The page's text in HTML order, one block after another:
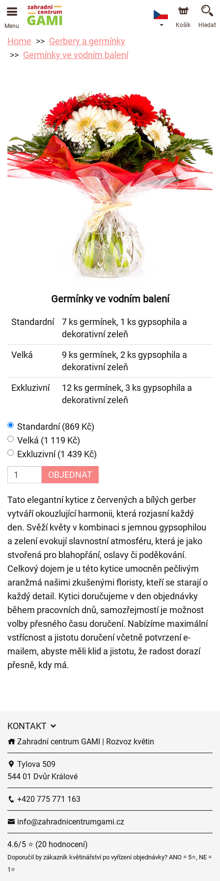
Menu Košík Hledat
Home
Gerbery a germínky
Germínky ve vodním balení
Germínky ve vodním balení
Standardní
7 ks germínek, 1 ks gypsophila a
dekorativní zeleň
Velká
9 ks germínek, 2 ks gypsophila a
dekorativní zeleň
Exkluzivní
12 ks germínek, 3 ks gypsophila a
dekorativní zeleň
Standardní (869 Kč)
Velká (1 119 Kč)
Exkluzivní (1 439 Kč)
OBJEDNAT
Tato elegantní kytice z červených a bílých gerber
vytváří okouzlující harmonii, která rozjasní každý
den. Svěží květy v kombinaci s jemnou gypsophilou
a zelení evokují slavnostní atmosféru, která je jako
stvořená pro blahopřání, oslavy či poděkování.
Celkový dojem je u této kytice umocněn pečlivým
aranžmá našimi zkušenými floristy, kteří se starají o
každý detail. Kytici doručujeme v den objednávky
během pracovních dnů, samozřejmostí je možnost
volby přesného času doručení. Nabízíme maximální
vstřícnost a jistotu doručení včetně potvrzení e-
mailem, abyste měli klid a jistotu, že radost dorazí
přesně, kdy má.
KONTAKT
Zahradní centrum GAMI | Rozvoz květin
Tylova 509
544 01 Dvůr Králové
+420 775 771 163
info@zahradnicentrumgami.cz
4.6/5 ⭐ (20 hodnocení)
Doporučil by zákazník květinářství po vyřízení objednávky? ANO = 5⭐, NE =
1⭐